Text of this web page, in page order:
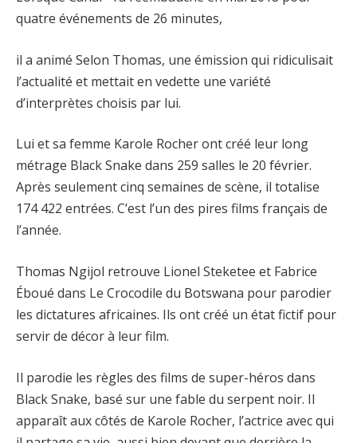
quatre événements de 26 minutes,
il a animé Selon Thomas, une émission qui ridiculisait
l’actualité et mettait en vedette une variété
d’interprètes choisis par lui.
Lui et sa femme Karole Rocher ont créé leur long
métrage Black Snake dans 259 salles le 20 février.
Après seulement cinq semaines de scène, il totalise
174 422 entrées. C’est l’un des pires films français de
l’année.
Thomas Ngijol retrouve Lionel Steketee et Fabrice
Éboué dans Le Crocodile du Botswana pour parodier
les dictatures africaines. Ils ont créé un état fictif pour
servir de décor à leur film.
Il parodie les règles des films de super-héros dans
Black Snake, basé sur une fable du serpent noir. Il
apparaît aux côtés de Karole Rocher, l’actrice avec qui